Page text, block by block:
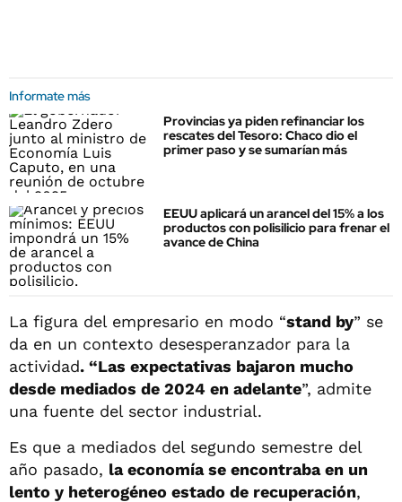
Informate más
Provincias ya piden refinanciar los
rescates del Tesoro: Chaco dio el
primer paso y se sumarían más
EEUU aplicará un arancel del 15% a los
productos con polisilicio para frenar el
avance de China
La figura del empresario en modo “stand by” se
da en un contexto desesperanzador para la
actividad. “Las expectativas bajaron mucho
desde mediados de 2024 en adelante”, admite
una fuente del sector industrial.
Es que a mediados del segundo semestre del
año pasado, la economía se encontraba en un
lento y heterogéneo estado de recuperación,